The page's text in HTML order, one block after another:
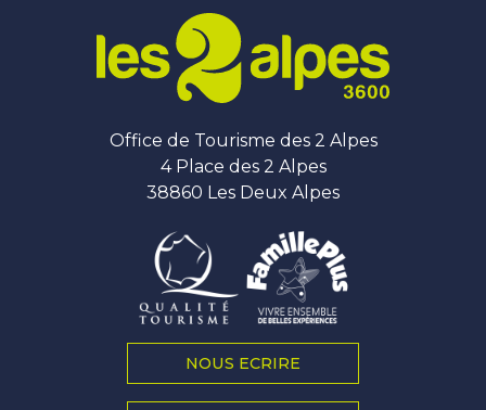
Office de Tourisme des 2 Alpes
4 Place des 2 Alpes
38860 Les Deux Alpes
NOUS ECRIRE